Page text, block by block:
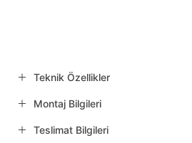
Teknik Özellikler
Montaj Bilgileri
Teslimat Bilgileri